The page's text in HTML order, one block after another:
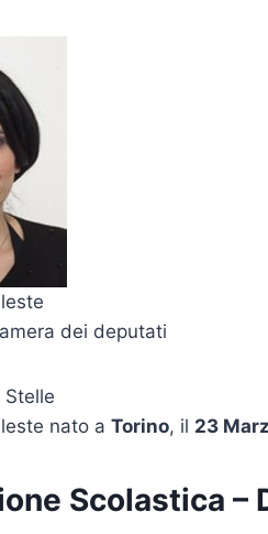
dei deputati
Stelle
nato a Torino, il 23
Scolastica –